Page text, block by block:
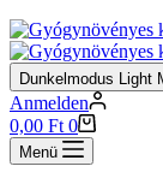
Dunkelmodus Light
Anmelden
Warenkorb
0,00 Ft 0
Menü